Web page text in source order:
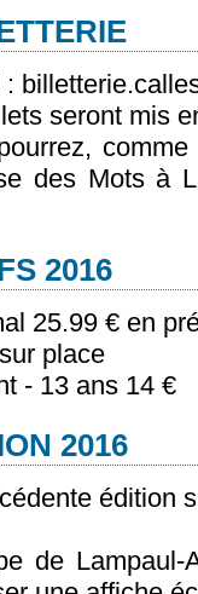
:
seront mis
des Mots à
2016
25.99 € en
place
- 13 ans 14 €
2016
édition
de